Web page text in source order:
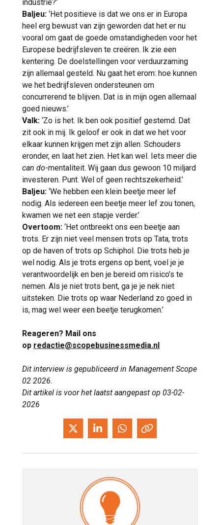
industrie?’
Baljeu: ‘Het positieve is dat we ons er in Europa
heel erg bewust van zijn geworden dat het er nu
vooral om gaat de goede omstandigheden voor het
Europese bedrijfsleven te creëren. Ik zie een
kentering. De doelstellingen voor verduurzaming
zijn allemaal gesteld. Nu gaat het erom: hoe kunnen
we het bedrijfsleven ondersteunen om
concurrerend te blijven. Dat is in mijn ogen allemaal
goed nieuws.’
Valk: ‘Zo is het. Ik ben ook positief gestemd. Dat
zit ook in mij. Ik geloof er ook in dat we het voor
elkaar kunnen krijgen met zijn allen. Schouders
eronder, en laat het zien. Het kan wel. Iets meer die
can do-mentaliteit. Wij gaan dus gewoon 10 miljard
investeren. Punt. Wel of geen rechtszekerheid.’
Baljeu: ‘We hebben een klein beetje meer lef
nodig. Als iedereen een beetje meer lef zou tonen,
kwamen we net een stapje verder.’
Overtoom: ‘Het ontbreekt ons een beetje aan
trots. Er zijn niet veel mensen trots op Tata, trots
op de haven of trots op Schiphol. Die trots heb je
wel nodig. Als je trots ergens op bent, voel je je
verantwoordelijk en ben je bereid om risico’s te
nemen. Als je niet trots bent, ga je je nek niet
uitsteken. Die trots op waar Nederland zo goed in
is, mag wel weer een beetje terugkomen.’
Reageren? Mail ons
op redactie@scopebusinessmedia.nl
Dit interview is gepubliceerd in Management Scope
02 2026.
Dit artikel is voor het laatst aangepast op 03-02-
2026